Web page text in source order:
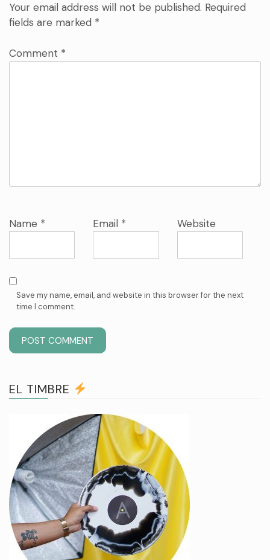
Your email address will not be published. Required
fields are marked *
Comment *
Name * Email * Website
Save my name, email, and website in this browser for the next
time I comment.
EL TIMBRE